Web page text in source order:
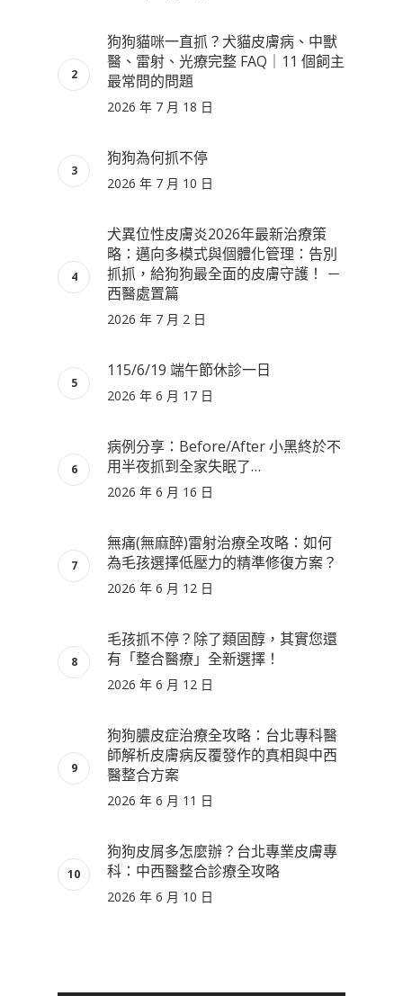
狗狗貓咪一直抓？犬貓皮膚病、中獸
醫、雷射、光療完整 FAQ｜11 個飼主
最常問的問題
2026 年 7 月 18 日
狗狗為何抓不停
2026 年 7 月 10 日
犬異位性皮膚炎2026年最新治療策
略：邁向多模式與個體化管理：告別
抓抓，給狗狗最全面的皮膚守護！ －
西醫處置篇
2026 年 7 月 2 日
115/6/19 端午節休診一日
2026 年 6 月 17 日
病例分享：Before/After 小黑終於不
用半夜抓到全家失眠了…
2026 年 6 月 16 日
無痛(無麻醉)雷射治療全攻略：如何
為毛孩選擇低壓力的精準修復方案？
2026 年 6 月 12 日
毛孩抓不停？除了類固醇，其實您還
有「整合醫療」全新選擇！
2026 年 6 月 12 日
狗狗膿皮症治療全攻略：台北專科醫
師解析皮膚病反覆發作的真相與中西
醫整合方案
2026 年 6 月 11 日
狗狗皮屑多怎麼辦？台北專業皮膚專
科：中西醫整合診療全攻略
2026 年 6 月 10 日